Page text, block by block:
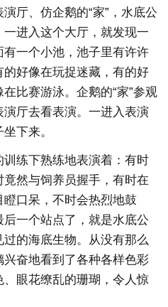
厅、仿企鹅的“家”，水底公
进入这个大厅，就发现一
一个小池，池子里有许许
好像在玩捉迷藏，有的好
比赛游泳。企鹅的“家”参观
厅去看表演。一进入表演
下来。
练下熟练地表演着：有时
然与饲养员握手，有时在
口呆，不时会热烈地鼓
一个站点了，就是水底公
的海底生物。从没有那么
奋地看到了各种各样色彩
眼花缭乱的珊瑚，令人惊